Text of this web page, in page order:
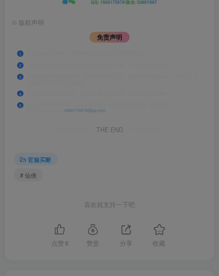
QQ: 1989175978微信: GMSY997
© 版权声明
免责声明
1
2
3
4
5
1989175978@qq.com
THE END
官服买断
# 仙侠
喜欢就支持一下吧
点赞 8 赞赏 分享 收藏